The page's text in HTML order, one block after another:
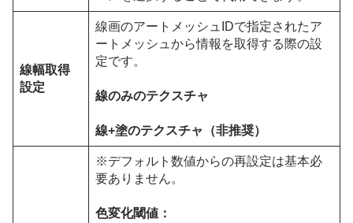
線幅取得
設定
線画のアートメッシュIDで指定されたア
ートメッシュから情報を取得する際の設
定です。
線のみのテクスチャ
線+塗のテクスチャ（非推奨）
※デフォルト数値からの再設定は基本必
要ありません。
色変化閾値：